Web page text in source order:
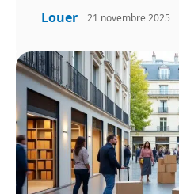
Louer 21 novembre 2025